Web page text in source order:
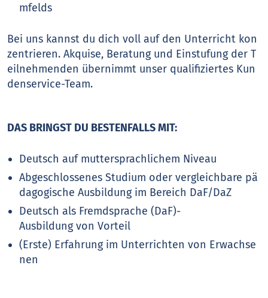
mfelds
Bei uns kannst du dich voll auf den Unterricht kon
zentrieren. Akquise, Beratung und Einstufung der T
eilnehmenden übernimmt unser qualifiziertes Kun
denservice-Team.
DAS BRINGST DU BESTENFALLS MIT:
Deutsch auf muttersprachlichem Niveau
Abgeschlossenes Studium oder vergleichbare pä
dagogische Ausbildung im Bereich DaF/DaZ
Deutsch als Fremdsprache (DaF)-
Ausbildung von Vorteil
(Erste) Erfahrung im Unterrichten von Erwachse
nen